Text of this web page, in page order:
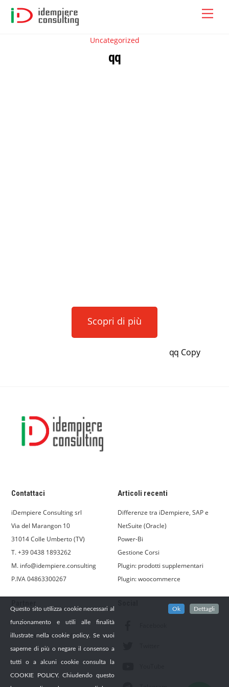
Skip
Uncategorized
qq
Scopri di più
qq Copy
Contattaci
iDempiere Consulting srl
Via del Marangon 10
31014 Colle Umberto (TV)
T. +39 0438 1893262
M. info@idempiere.consulting
P.IVA 04863300267
Articoli recenti
Differenze tra iDempiere, SAP e
NetSuite (Oracle)
Power-Bi
Gestione Corsi
Plugin: prodotti supplementari
Plugin: woocommerce
Consulnet
Informatica Gestionale
Questo sito utilizza cookie necessari al
funzionamento e utili alle finalità
illustrate nella cookie policy. Se vuoi
saperne di più o negare il consenso a
tutti o a alcuni cookie consulta la
COOKIE POLICY. Chiudendo questo
Ok Dettagli